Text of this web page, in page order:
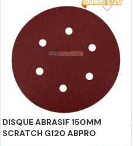
DISQUE ABRASIF 150MM
SCRATCH G120 ABPRO